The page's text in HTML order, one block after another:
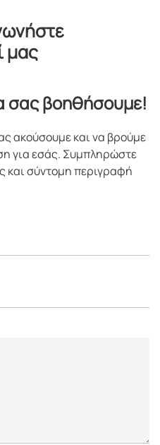
μας
σας βοηθήσουμε!
ακούσουμε και να βρούμε
για εσάς. Συμπληρώστε
και σύντομη περιγραφή